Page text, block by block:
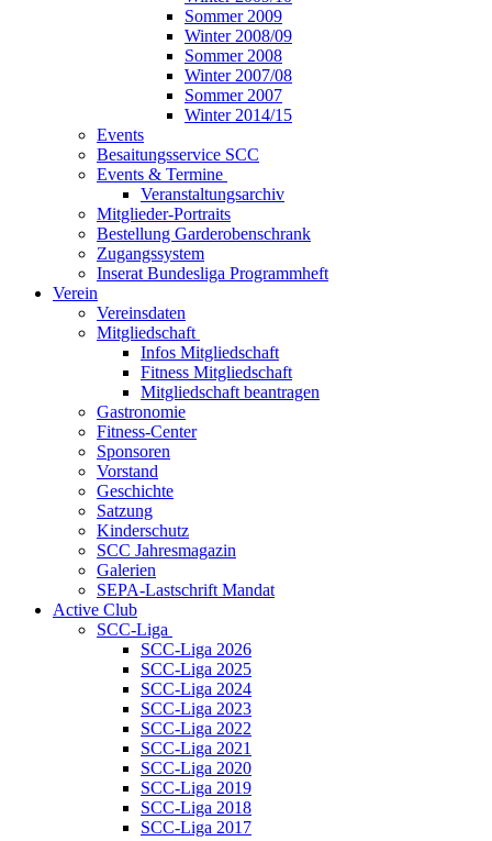
Sommer 2009
Winter 2008/09
Sommer 2008
Winter 2007/08
Sommer 2007
Winter 2014/15
Events
Besaitungsservice SCC
Events & Termine
Veranstaltungsarchiv
Mitglieder-Portraits
Bestellung Garderobenschrank
Zugangssystem
Inserat Bundesliga Programmheft
Verein
Vereinsdaten
Mitgliedschaft
Infos Mitgliedschaft
Fitness Mitgliedschaft
Mitgliedschaft beantragen
Gastronomie
Fitness-Center
Sponsoren
Vorstand
Geschichte
Satzung
Kinderschutz
SCC Jahresmagazin
Galerien
SEPA-Lastschrift Mandat
Active Club
SCC-Liga
SCC-Liga 2026
SCC-Liga 2025
SCC-Liga 2024
SCC-Liga 2023
SCC-Liga 2022
SCC-Liga 2021
SCC-Liga 2020
SCC-Liga 2019
SCC-Liga 2018
SCC-Liga 2017